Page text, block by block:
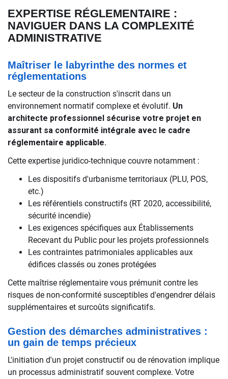
EXPERTISE RÉGLEMENTAIRE :
NAVIGUER DANS LA COMPLEXITÉ
ADMINISTRATIVE
Maîtriser le labyrinthe des normes et
réglementations
Le secteur de la construction s'inscrit dans un
environnement normatif complexe et évolutif. Un
architecte professionnel sécurise votre projet en
assurant sa conformité intégrale avec le cadre
réglementaire applicable.
Cette expertise juridico-technique couvre notamment :
Les dispositifs d'urbanisme territoriaux (PLU, POS,
etc.)
Les référentiels constructifs (RT 2020, accessibilité,
sécurité incendie)
Les exigences spécifiques aux Établissements
Recevant du Public pour les projets professionnels
Les contraintes patrimoniales applicables aux
édifices classés ou zones protégées
Cette maîtrise réglementaire vous prémunit contre les
risques de non-conformité susceptibles d'engendrer délais
supplémentaires et surcoûts significatifs.
Gestion des démarches administratives :
un gain de temps précieux
L'initiation d'un projet constructif ou de rénovation implique
un processus administratif souvent complexe. Votre